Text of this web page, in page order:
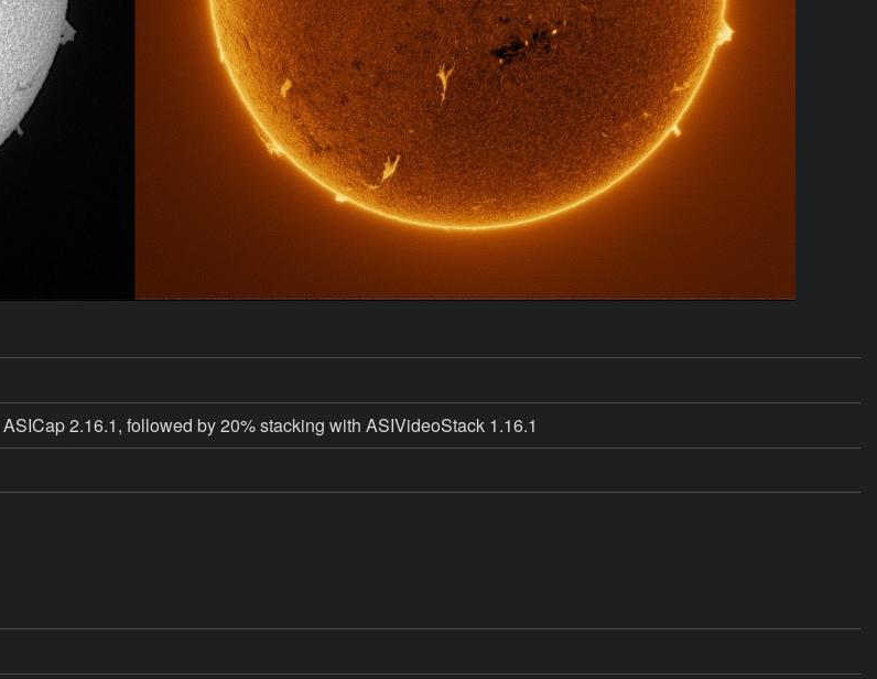
2.16.1, followed by 20% stacking with ASIVideoStack 1.16.1